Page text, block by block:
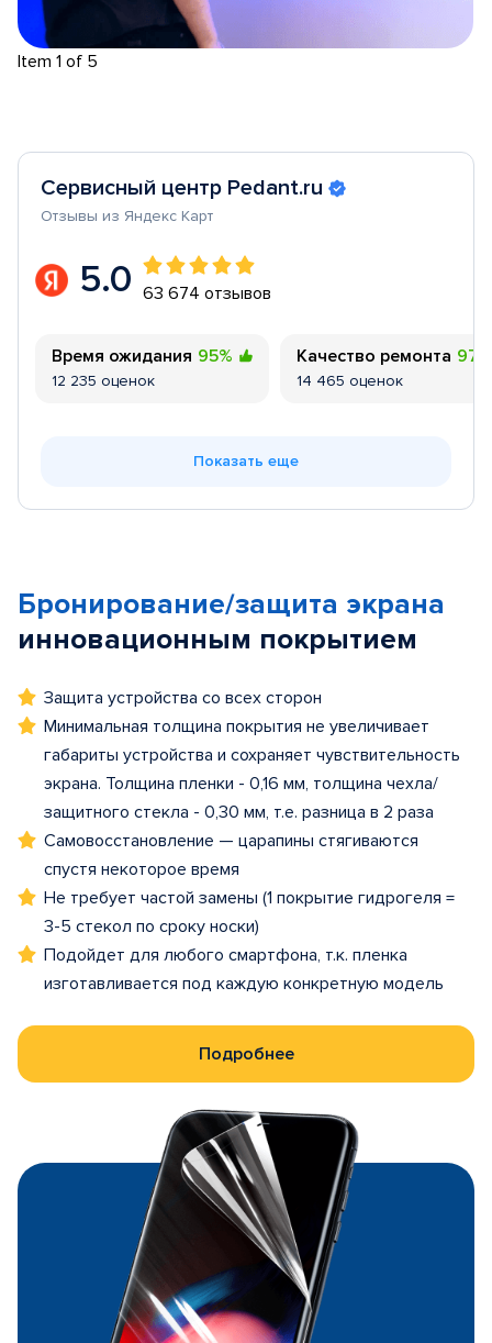
Item 1 of 5
Сервисный центр Pedant.ru
Отзывы из Яндекс Карт
5.0 63 674 отзывов
Время ожидания 95%
12 235 оценок
Качество ремонта 97%
14 465 оценок
Показать еще
Бронирование/защита экрана
инновационным покрытием
Защита устройства со всех сторон
Минимальная толщина покрытия не увеличивает
габариты устройства и сохраняет чувствительность
экрана. Толщина пленки - 0,16 мм, толщина чехла/
защитного стекла - 0,30 мм, т.е. разница в 2 раза
Самовосстановление — царапины стягиваются
спустя некоторое время
Не требует частой замены (1 покрытие гидрогеля =
3-5 стекол по сроку носки)
Подойдет для любого смартфона, т.к. пленка
изготавливается под каждую конкретную модель
Подробнее